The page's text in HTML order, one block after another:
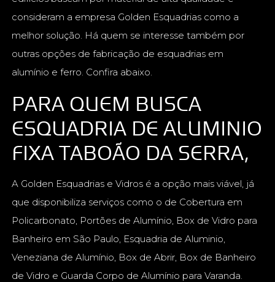
consideram a empresa Golden Esquadrias como a
melhor solução. Há quem se interesse também por
outras opções de fabricação de esquadrias em
alumínio e ferro. Confira abaixo.
PARA QUEM BUSCA
ESQUADRIA DE ALUMINIO
FIXA TABOÃO DA SERRA,
A Golden Esquadrias e Vidros é a opção mais viável, já
que disponibiliza serviços como o de Cobertura em
Policarbonato, Portões de Alumínio, Box de Vidro para
Banheiro em São Paulo, Esquadria de Aluminio,
Veneziana de Alumínio, Box de Abrir, Box de Banheiro
de Vidro e Guarda Corpo de Alumínio para Varanda.